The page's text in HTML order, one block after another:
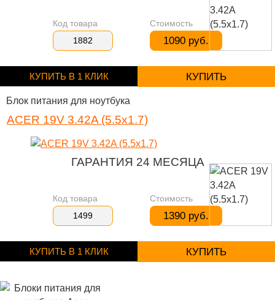
Код товара
1882
Стоимость
1090 руб.
КУПИТЬ В 1 КЛИК КУПИТЬ
Блок питания для ноутбука
ACER 19V 3.42A (5.5x1.7)
ГАРАНТИЯ 24 МЕСЯЦА
Код товара
1499
Стоимость
1390 руб.
КУПИТЬ В 1 КЛИК КУПИТЬ